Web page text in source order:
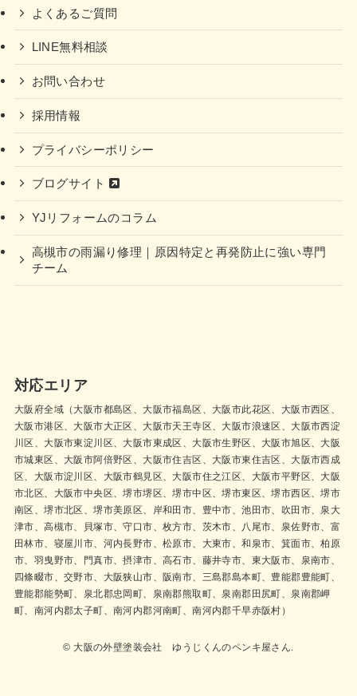
よくあるご質問
LINE無料相談
お問い合わせ
採用情報
プライバシーポリシー
ブログサイト
YJリフォームのコラム
高槻市の雨漏り修理｜原因特定と再発防止に強い専門
チーム
対応エリア
大阪府全域（大阪市都島区、大阪市福島区、大阪市此花区、大阪市西区、
大阪市港区、大阪市大正区、大阪市天王寺区、大阪市浪速区、大阪市西淀
川区、大阪市東淀川区、大阪市東成区、大阪市生野区、大阪市旭区、大阪
市城東区、大阪市阿倍野区、大阪市住吉区、大阪市東住吉区、大阪市西成
区、大阪市淀川区、大阪市鶴見区、大阪市住之江区、大阪市平野区、大阪
市北区、大阪市中央区、堺市堺区、堺市中区、堺市東区、堺市西区、堺市
南区、堺市北区、堺市美原区、岸和田市、豊中市、池田市、吹田市、泉大
津市、高槻市、貝塚市、守口市、枚方市、茨木市、八尾市、泉佐野市、富
田林市、寝屋川市、河内長野市、松原市、大東市、和泉市、箕面市、柏原
市、羽曳野市、門真市、摂津市、高石市、藤井寺市、東大阪市、泉南市、
四條畷市、交野市、大阪狭山市、阪南市、三島郡島本町、豊能郡豊能町、
豊能郡能勢町、泉北郡忠岡町、泉南郡熊取町、泉南郡田尻町、泉南郡岬
町、南河内郡太子町、南河内郡河南町、南河内郡千早赤阪村）
© 大阪の外壁塗装会社 ゆうじくんのペンキ屋さん.